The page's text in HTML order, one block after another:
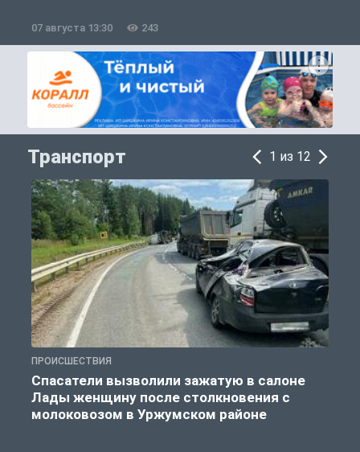
07 августа 13:30 243
Транспорт 1 из 12
ПРОИСШЕСТВИЯ
Спасатели вызволили зажатую в салоне
Лады женщину после столкновения с
молоковозом в Уржумском районе